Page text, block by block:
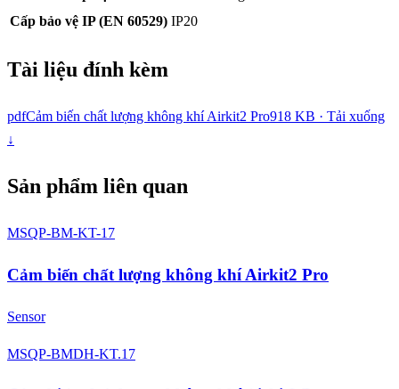
Cấp bảo vệ IP (EN 60529) IP20
Tài liệu đính kèm
pdfCảm biến chất lượng không khí Airkit2 Pro918 KB · Tải xuống
↓
Sản phẩm liên quan
MSQP-BM-KT-17
Cảm biến chất lượng không khí Airkit2 Pro
Sensor
MSQP-BMDH-KT.17